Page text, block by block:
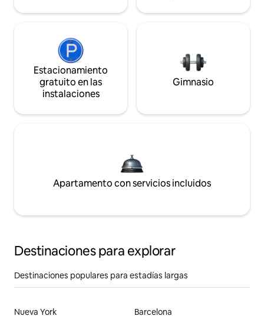
Estacionamiento
gratuito en las
instalaciones
Gimnasio
Apartamento con servicios incluidos
Destinaciones para explorar
Destinaciones populares para estadías largas
Nueva York
Barcelona